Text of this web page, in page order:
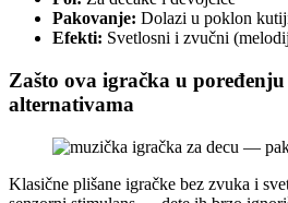
Pakovanje: Dolazi u poklon
Efekti: Svetlosni i zvučni
Zašto ova igračka u
alternativama
Klasične plišane igračke bez zvuka i